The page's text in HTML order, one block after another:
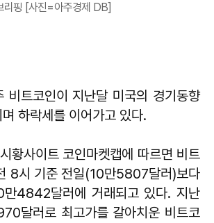
리핑 [사진=아주경제 DB]
비트코인이 지난달 미국의 경기동향
하락세를 이어가고 있다.
황사이트 코인마켓캡에 따르면 비트
8시 기준 전일(10만5807달러)보다
4842달러에 거래되고 있다. 지난
달러로 최고가를 갈아치운 비트코